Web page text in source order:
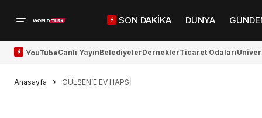
SON DAKİKA DÜNYA
YouTubeCanlı YayınBelediyelerDerneklerTicaret Odaları
Anasayfa GÜLŞEN’E EV HAPSİ